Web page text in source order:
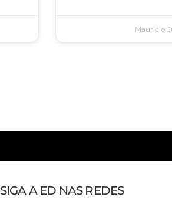
Mauricio
SIGA A ED NAS REDES